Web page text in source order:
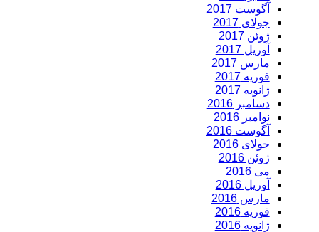
آگوست 2017
جولای 2017
ژوئن 2017
آوریل 2017
مارس 2017
فوریه 2017
ژانویه 2017
دسامبر 2016
نوامبر 2016
آگوست 2016
جولای 2016
ژوئن 2016
می 2016
آوریل 2016
مارس 2016
فوریه 2016
ژانویه 2016